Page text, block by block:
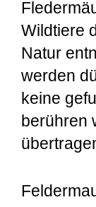
Wildtiere
Natur
werden
keine
berühren